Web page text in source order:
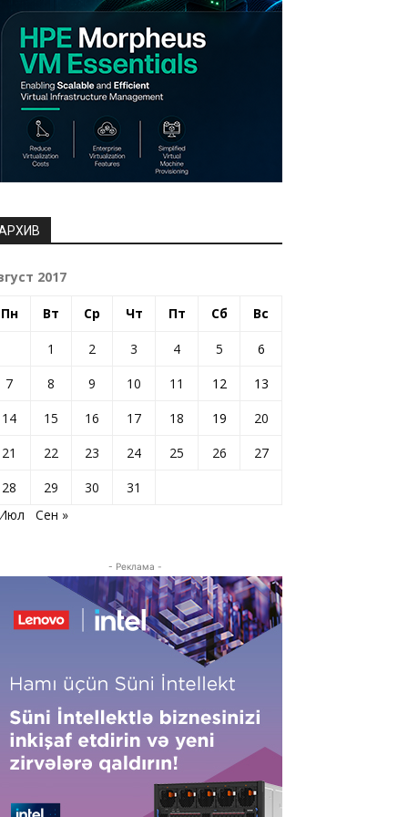
2017
Пн Вт Ср Чт Пт Сб Вс
1 2 3 4 5
6
7
8 9 10 11 12
13
14
15 16 17 18 19
20
21
22 23 24 25 26
27
28
29 30
31
Сен »
- Реклама -